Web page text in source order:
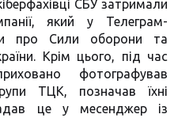
СБУ затримали
який у Телеграм-
про Сили оборони та
Крім цього, під час
фотографував
ТЦК, позначав їхні
це у месенджер із